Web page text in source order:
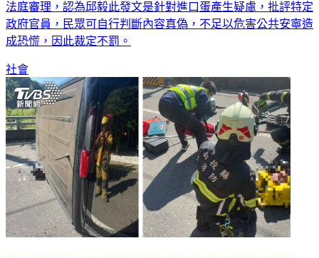
法庭審理，認為邱毅此發文是針對進口蛋產生疑慮，批評特定
政府官員，民眾可自行判斷內容真偽，不足以危害公共安寧造
成恐慌，因此裁定不罰。
社會